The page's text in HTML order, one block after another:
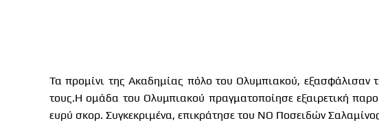
Τα προμίνι της Ακαδημίας πόλο του Ολυμπιακού, εξασφάλισαν
τους.Η ομάδα του Ολυμπιακού πραγματοποίησε εξαιρετική
ευρύ σκορ. Συγκεκριμένα, επικράτησε του ΝΟ Ποσειδών